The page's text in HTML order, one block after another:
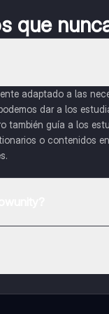
que
adaptado a las
dar a los
también guía a los
o contenidos
la aplicación, que